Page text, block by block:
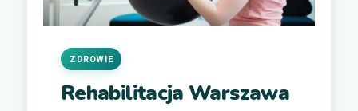
Rehabilitacja Warszawa
ZDROWIE